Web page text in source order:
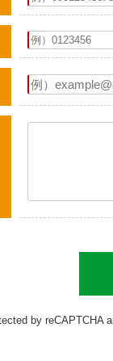
by reCAPTCHA